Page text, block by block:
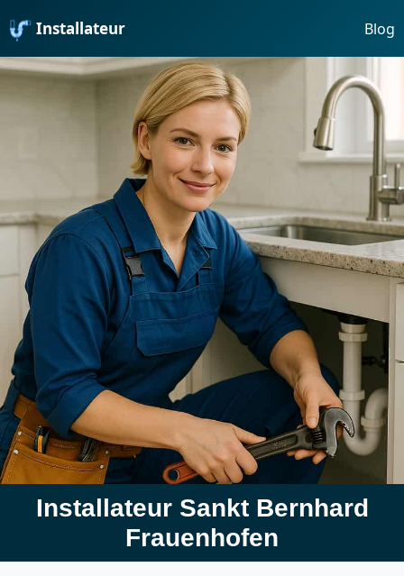
Installateur Blog
Installateur Sankt Bernhard
Frauenhofen